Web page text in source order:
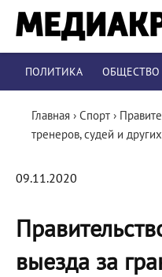
ПОЛИТИКА ОБЩЕСТВО
Главная › Спорт ›
тренеров, судей и
09.11.2020
выезда за